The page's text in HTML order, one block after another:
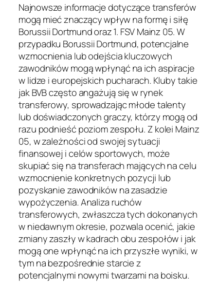
Najnowsze informacje dotyczące transferów
mogą mieć znaczący wpływ na formę i siłę
Borussii Dortmund oraz 1. FSV Mainz 05. W
przypadku Borussii Dortmund, potencjalne
wzmocnienia lub odejścia kluczowych
zawodników mogą wpłynąć na ich aspiracje
w lidze i europejskich pucharach. Kluby takie
jak BVB często angażują się w rynek
transferowy, sprowadzając młode talenty
lub doświadczonych graczy, którzy mogą od
razu podnieść poziom zespołu. Z kolei Mainz
05, w zależności od swojej sytuacji
finansowej i celów sportowych, może
skupiać się na transferach mających na celu
wzmocnienie konkretnych pozycji lub
pozyskanie zawodników na zasadzie
wypożyczenia. Analiza ruchów
transferowych, zwłaszcza tych dokonanych
w niedawnym okresie, pozwala ocenić, jakie
zmiany zaszły w kadrach obu zespołów i jak
mogą one wpłynąć na ich przyszłe wyniki, w
tym na bezpośrednie starcie z
potencjalnymi nowymi twarzami na boisku.